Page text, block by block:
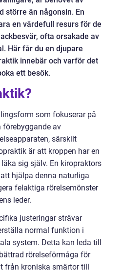
större än någonsin. En
en värdefull resurs för de
ofta orsakade av
Här får du en djupare
innebär och varför det
ett besök.
som fokuserar på
förebyggande av
särskilt
är att kroppen har en
sig själv. En kiropraktors
hjälpa denna naturliga
felaktiga rörelsemönster
leder.
justeringar strävar
normal funktion i
system. Detta kan leda till
rörelseförmåga för
från kroniska smärtor till